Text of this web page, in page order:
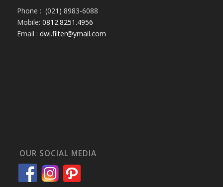
Phone : (021) 8983-6088
Mobile: 0812.8251.4956
Email : dwi.filter@ymail.com
OUR SOCIAL MEDIA